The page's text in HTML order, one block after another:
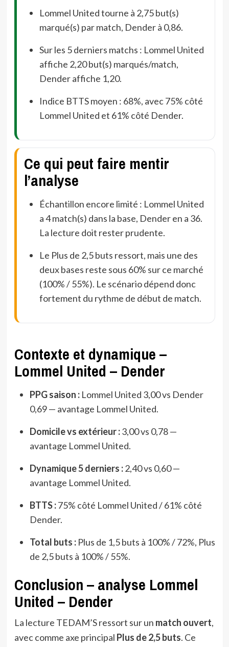
Lommel United tourne à 2,75 but(s)
marqué(s) par match, Dender à 0,86.
Sur les 5 derniers matchs : Lommel United
affiche 2,20 but(s) marqués/match,
Dender affiche 1,20.
Indice BTTS moyen : 68%, avec 75% côté
Lommel United et 61% côté Dender.
Ce qui peut faire mentir
l’analyse
Échantillon encore limité : Lommel United
a 4 match(s) dans la base, Dender en a 36.
La lecture doit rester prudente.
Le Plus de 2,5 buts ressort, mais une des
deux bases reste sous 60% sur ce marché
(100% / 55%). Le scénario dépend donc
fortement du rythme de début de match.
Contexte et dynamique –
Lommel United – Dender
PPG saison :Lommel United 3,00 vs Dender
0,69 — avantage Lommel United.
Domicile vs extérieur :3,00 vs 0,78 —
avantage Lommel United.
Dynamique 5 derniers :2,40 vs 0,60 —
avantage Lommel United.
BTTS :75% côté Lommel United / 61% côté
Dender.
Total buts :Plus de 1,5 buts à 100% / 72%, Plus
de 2,5 buts à 100% / 55%.
Conclusion – analyse Lommel
United – Dender
La lecture TEDAM’S ressort sur un match ouvert,
avec comme axe principal Plus de 2,5 buts. Ce